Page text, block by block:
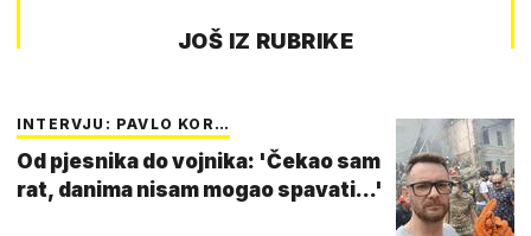
JOŠ IZ RUBRIKE
INTERVJU: PAVLO KOR…
Od pjesnika do vojnika: 'Čekao sam
rat, danima nisam mogao spavati...'